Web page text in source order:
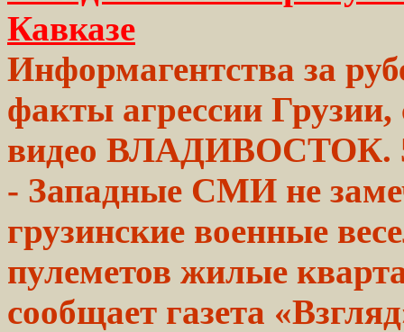
Кавказе
Информагентства за
факты агрессии Грузии,
видео ВЛАДИВОСТОК.
- Западные СМИ не
грузинские военные
пулеметов жилые
сообщает газета